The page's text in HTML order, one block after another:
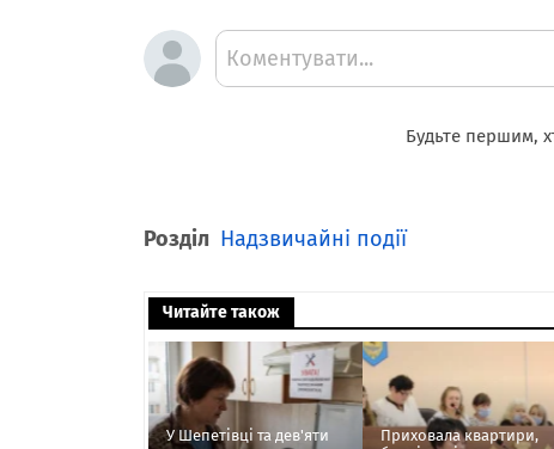
Коментувати...
Будьте першим,
Розділ Надзвичайні події
Читайте також
У Шепетівці та дев'яти
Приховала квартири,